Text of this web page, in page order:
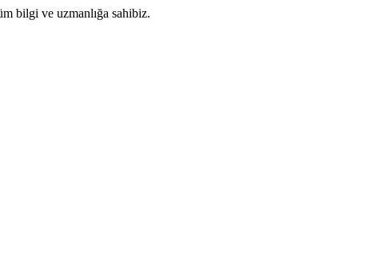
bilgi ve uzmanlığa sahibiz.